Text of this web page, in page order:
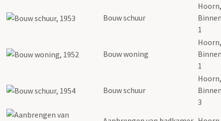
Bouw schuur
Hoorn,
1
Bouw woning
Hoorn,
1
Bouw schuur
Hoorn,
3